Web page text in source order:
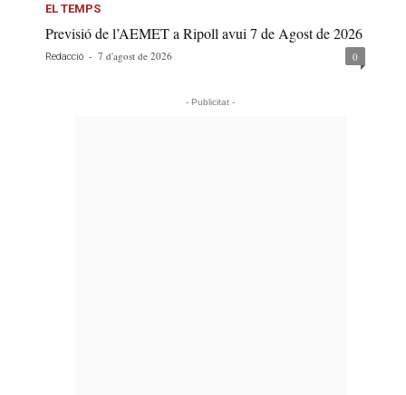
EL TEMPS
Previsió de l’AEMET a Ripoll avui 7 de Agost de 2026
Redacció - 7 d'agost de 2026 0
- Publicitat -